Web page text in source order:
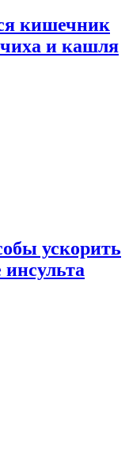
кишечник
и кашля
ускорить
инсульта